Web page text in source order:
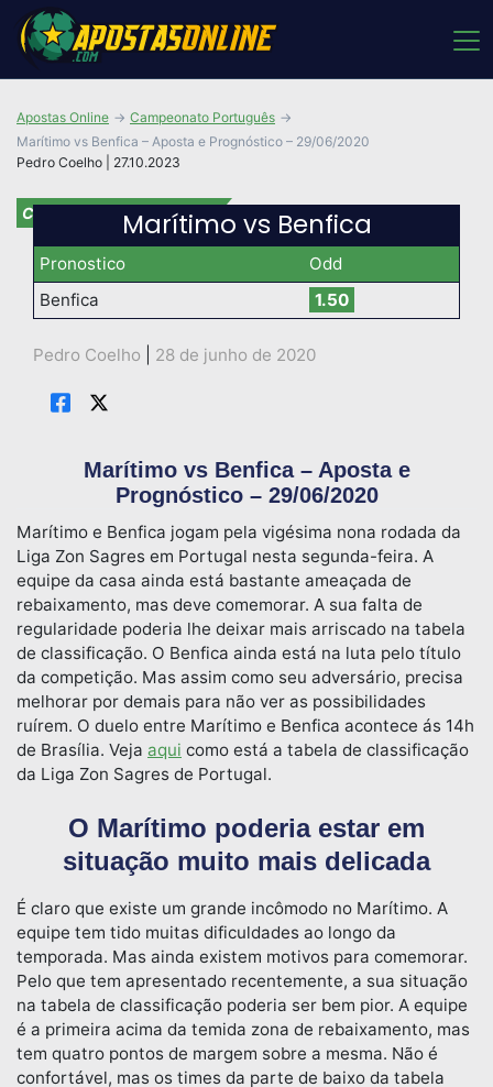
Pedro Coelho | 27.10.2023
Apostas Online
Campeonato Português
Marítimo vs Benfica – Aposta e Prognóstico – 29/06/2020
Campeonato PortuguêsMarítimo vs Benfica
Pronostico
Odd
Benfica
1.50
Pedro Coelho 28 de junho de 2020
Marítimo vs Benfica – Aposta e
Prognóstico – 29/06/2020
Marítimo e Benfica jogam pela vigésima nona rodada da
Liga Zon Sagres em Portugal nesta segunda-feira. A
equipe da casa ainda está bastante ameaçada de
rebaixamento, mas deve comemorar. A sua falta de
regularidade poderia lhe deixar mais arriscado na tabela
de classificação. O Benfica ainda está na luta pelo título
da competição. Mas assim como seu adversário, precisa
melhorar por demais para não ver as possibilidades
ruírem. O duelo entre Marítimo e Benfica acontece ás 14h
de Brasília. Veja aqui como está a tabela de classificação
da Liga Zon Sagres de Portugal.
O Marítimo poderia estar em
situação muito mais delicada
É claro que existe um grande incômodo no Marítimo. A
equipe tem tido muitas dificuldades ao longo da
temporada. Mas ainda existem motivos para comemorar.
Pelo que tem apresentado recentemente, a sua situação
na tabela de classificação poderia ser bem pior. A equipe
é a primeira acima da temida zona de rebaixamento, mas
tem quatro pontos de margem sobre a mesma. Não é
confortável, mas os times da parte de baixo da tabela